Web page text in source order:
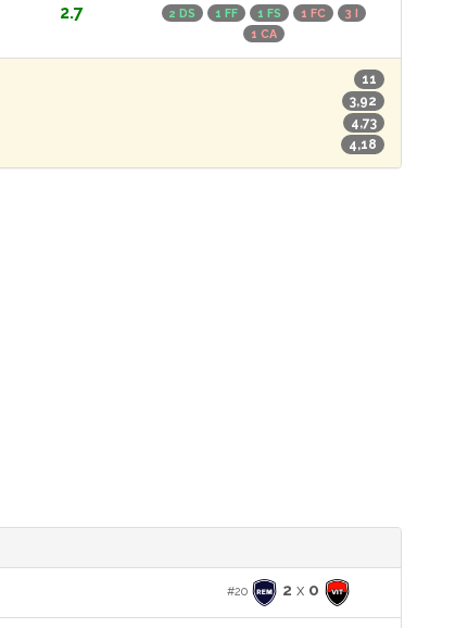
2.7 2 DS 1 FF 1 FS 1 FC
3 I
1 CA
11
3,92
4,73
4,18
#20 2 x 0